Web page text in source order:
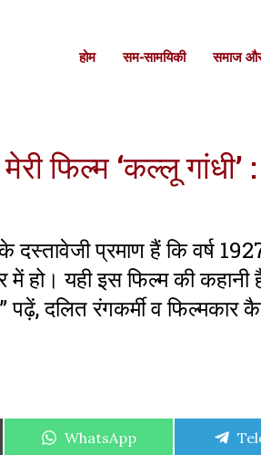
होम सम-सामयिकी समाज
फिल्म ‘कल्लू
दस्तावेजी प्रमाण हैं कि वर्ष
में हो। यही इस फिल्म की कहानी
पढ़ें, दलित रंगकर्मी व
Share
WhatsApp